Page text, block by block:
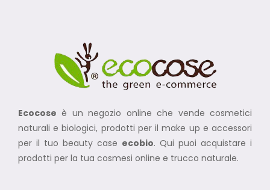
Ecocose è un negozio online che vende cosmetici
naturali e biologici, prodotti per il make up e accessori
per il tuo beauty case ecobio. Qui puoi acquistare i
prodotti per la tua cosmesi online e trucco naturale.